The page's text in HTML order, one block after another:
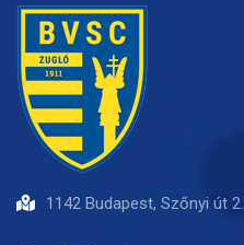
1142 Budapest, Szőnyi út 2.